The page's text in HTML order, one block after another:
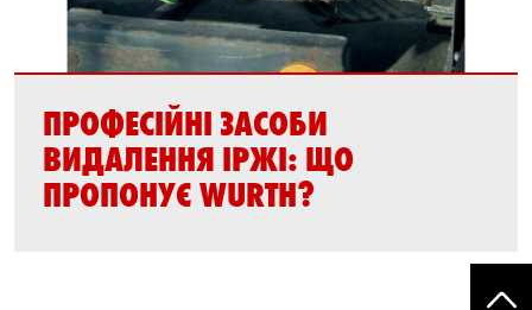
ПРОФЕСІЙНІ ЗАСОБИ
ВИДАЛЕННЯ ІРЖІ: ЩО
ПРОПОНУЄ WURTH?